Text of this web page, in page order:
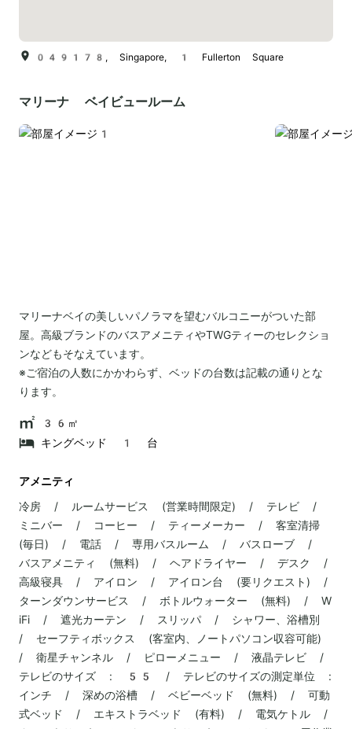
049178, Singapore, 1 Fullerton Square
マリーナ ベイビュールーム
マリーナベイの美しいパノラマを望むバルコニーがついた部
屋。高級ブランドのバスアメニティやTWGティーのセレクショ
ンなどもそなえています。
※ご宿泊の人数にかかわらず、ベッドの台数は記載の通りとな
ります。
36㎡
キングベッド 1 台
アメニティ
冷房 / ルームサービス (営業時間限定) / テレビ /
ミニバー / コーヒー / ティーメーカー / 客室清掃
(毎日) / 電話 / 専用バスルーム / バスローブ /
バスアメニティ (無料) / ヘアドライヤー / デスク /
高級寝具 / アイロン / アイロン台 (要リクエスト) /
ターンダウンサービス / ボトルウォーター (無料) / W
iFi / 遮光カーテン / スリッパ / シャワー、浴槽別
/ セーフティボックス (客室内、ノートパソコン収容可能)
/ 衛星チャンネル / ピローメニュー / 液晶テレビ /
テレビのサイズ : 55 / テレビのサイズの測定単位 :
インチ / 深めの浴槽 / ベビーベッド (無料) / 可動
式ベッド / エキストラベッド (有料) / 電気ケトル /